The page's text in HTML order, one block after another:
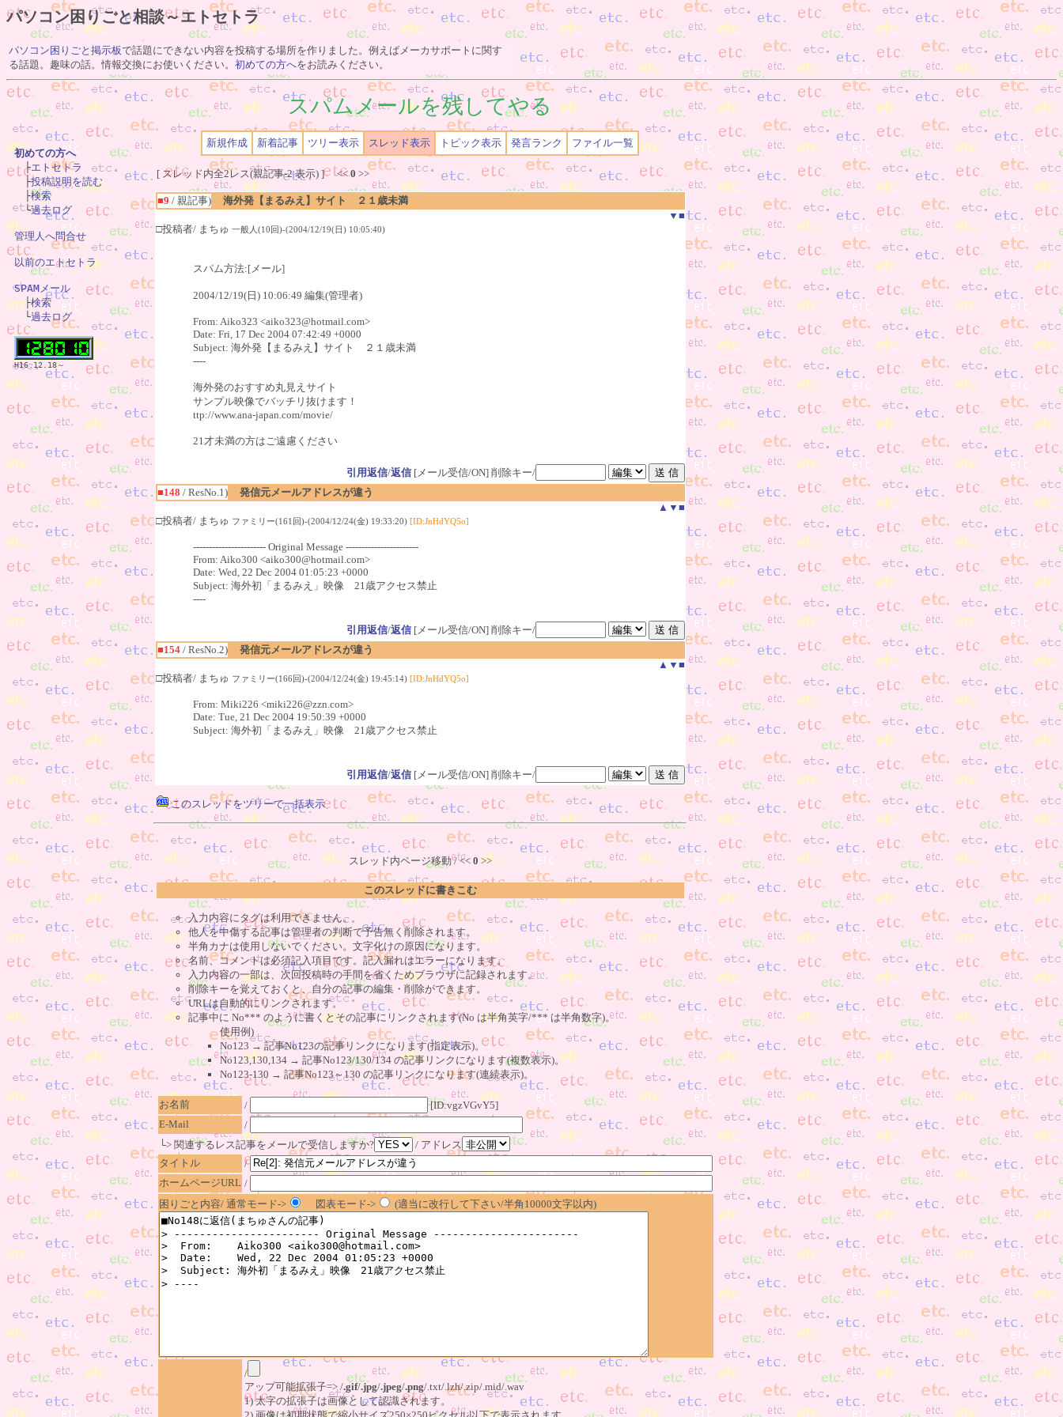
パソコン困りごと相談～エトセトラ
パソコン困りごと掲示板で話題にできない内容を投稿する場所を作りました。例えばメーカサポートに関す
る話題。趣味の話。情報交換にお使いください。 初めての方へをお読みください。
スパムメールを残してやる
新規作成 新着記事 ツリー表示 スレッド表示 トピック表示 発言ランク ファイル一覧
[ スレッド内全2レス(親記事-2 表示) ] <<0 >>
■9 / 親記事)
海外発【まるみえ】サイト ２１歳未満
▼ ■
□投稿者/ まちゅ 一般人(10回)-(2004/12/19(日) 10:05:40)
スパム方法:[メール]
2004/12/19(日) 10:06:49 編集(管理者)
From: Aiko323 <aiko323@hotmail.com>
Date: Fri, 17 Dec 2004 07:42:49 +0000
Subject: 海外発【まるみえ】サイト ２１歳未満
----
海外発のおすすめ丸見えサイト
サンプル映像でバッチリ抜けます！
ttp://www.ana-japan.com/movie/
21才未満の方はご遠慮ください
引用返信/返信[メール受信/ON] 削除キー/
■148 / ResNo.1)
発信元メールアドレスが違う
▲ ▼ ■
□投稿者/ まちゅ ファミリー(161回)-(2004/12/24(金) 19:33:20) [ID:JnHdYQ5o]
----------------------- Original Message -----------------------
From: Aiko300 <aiko300@hotmail.com>
Date: Wed, 22 Dec 2004 01:05:23 +0000
Subject: 海外初「まるみえ」映像 21歳アクセス禁止
----
引用返信/返信[メール受信/ON] 削除キー/
■154/ ResNo.2)
発信元メールアドレスが違う
▲ ▼ ■
□投稿者/ まちゅ ファミリー(166回)-(2004/12/24(金) 19:45:14) [ID:JnHdYQ5o]
From: Miki226 <miki226@zzn.com>
Date: Tue, 21 Dec 2004 19:50:39 +0000
Subject: 海外初「まるみえ」映像 21歳アクセス禁止
引用返信/返信[メール受信/ON] 削除キー/
このスレッドをツリーで一括表示
スレッド内ページ移動 / << 0 >>
このスレッドに書きこむ
入力内容にタグは利用できません。
他人を中傷する記事は管理者の判断で予告無く削除されます。
半角カナは使用しないでください。文字化けの原因になります。
名前、コメントは必須記入項目です。記入漏れはエラーになります。
入力内容の一部は、次回投稿時の手間を省くためブラウザに記録されます。
削除キーを覚えておくと、自分の記事の編集・削除ができます。
URLは自動的にリンクされます。
記事中に No*** のように書くとその記事にリンクされます(No は半角英字/*** は半角数字)。
使用例)
No123 → 記事No123の記事リンクになります(指定表示)。
No123,130,134 → 記事No123/130/134 の記事リンクになります(複数表示)。
No123-130 → 記事No123～130 の記事リンクになります(連続表示)。
お名前 /
[ID:vgzVGvY5]
E-Mail
/
└> 関連するレス記事をメールで受信しますか?
/ アドレス
タイトル
/
ホームページURL /
困りごと内容/ 通常モード->
図表モード-> (適当に改行して下さい/半角10000文字以内)
/
アップ可能拡張子=> /.gif/.jpg/.jpeg/.png/.txt/.lzh/.zip/.mid/.wav
1) 太字の拡張子は画像として認識されます。
初めての方へ
├エトセトラ
├投稿説明を読む
├検索
└過去ログ
管理人へ問合せ
以前のエトセトラ
SPAMメール
├検索
└過去ログ
H16.12.18～